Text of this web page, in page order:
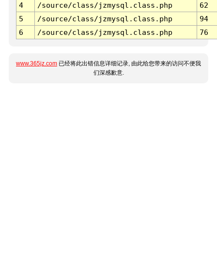
4
/source/class/jzmysql.class.php
62
5
/source/class/jzmysql.class.php
94
6
/source/class/jzmysql.class.php 76
www.365jz.com 已经将此出错信息详细记录, 由此给您带来的访问不便我
们深感歉意.